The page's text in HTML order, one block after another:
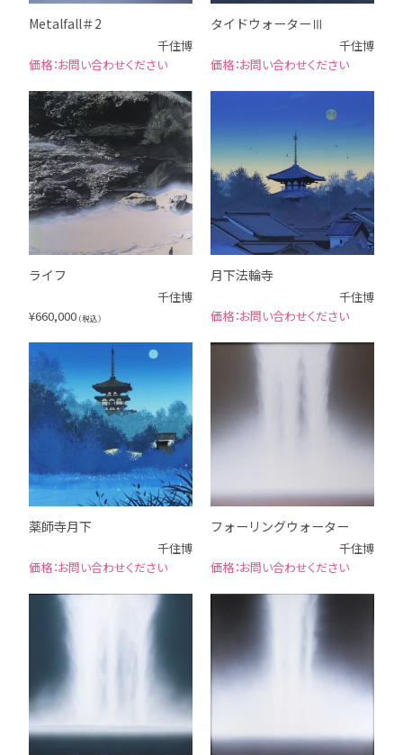
Metalfall＃2
千住博
お問い合わせください
タイドウォーターⅢ
千住博
お問い合わせください
ライフ
千住博
¥660,000 （税込）
月下法輪寺
千住博
お問い合わせください
薬師寺月下
千住博
お問い合わせください
フォーリングウォーター
千住博
お問い合わせください